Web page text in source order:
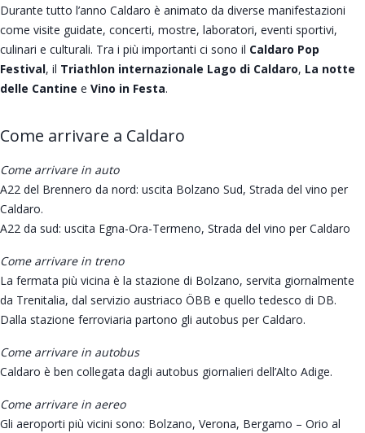
Durante tutto l’anno Caldaro è animato da diverse manifestazioni
come visite guidate, concerti, mostre, laboratori, eventi sportivi,
culinari e culturali. Tra i più importanti ci sono il Caldaro Pop
Festival, il Triathlon internazionale Lago di Caldaro, La notte
delle Cantine e Vino in Festa.
Come arrivare a Caldaro
Come arrivare in auto
A22 del Brennero da nord: uscita Bolzano Sud, Strada del vino per
Caldaro.
A22 da sud: uscita Egna-Ora-Termeno, Strada del vino per Caldaro
Come arrivare in treno
La fermata più vicina è la stazione di Bolzano, servita giornalmente
da Trenitalia, dal servizio austriaco ÖBB e quello tedesco di DB.
Dalla stazione ferroviaria partono gli autobus per Caldaro.
Come arrivare in autobus
Caldaro è ben collegata dagli autobus giornalieri dell’Alto Adige.
Come arrivare in aereo
Gli aeroporti più vicini sono: Bolzano, Verona, Bergamo – Orio al